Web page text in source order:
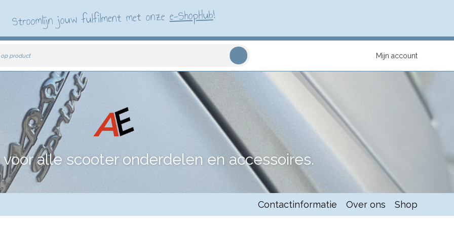
Stroomlijn jouw fulfilment met onzee-ShopHub!
op product Mijn account
alle scooter onderdelen en accessoires.
Contactinformatie Over ons Shop